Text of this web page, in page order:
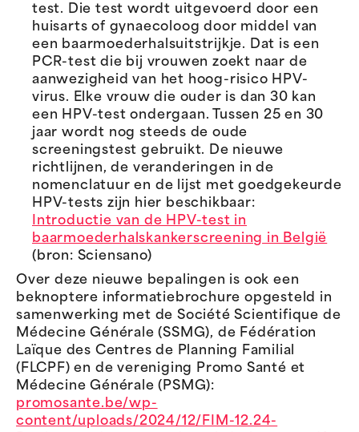
test. Die test wordt uitgevoerd door een
huisarts of gynaecoloog door middel van
een baarmoederhalsuitstrijkje. Dat is een
PCR-test die bij vrouwen zoekt naar de
aanwezigheid van het hoog-risico HPV-
virus. Elke vrouw die ouder is dan 30 kan
een HPV-test ondergaan. Tussen 25 en 30
jaar wordt nog steeds de oude
screeningstest gebruikt. De nieuwe
richtlijnen, de veranderingen in de
nomenclatuur en de lijst met goedgekeurde
HPV-tests zijn hier beschikbaar:
Introductie van de HPV-test in
baarmoederhalskankerscreening in België
(bron: Sciensano)
Over deze nieuwe bepalingen is ook een
beknoptere informatiebrochure opgesteld in
samenwerking met de Société Scientifique de
Médecine Générale (SSMG), de Fédération
Laïque des Centres de Planning Familial
(FLCPF) en de vereniging Promo Santé et
Médecine Générale (PSMG):
promosante.be/wp-
content/uploads/2024/12/FIM-12.24-